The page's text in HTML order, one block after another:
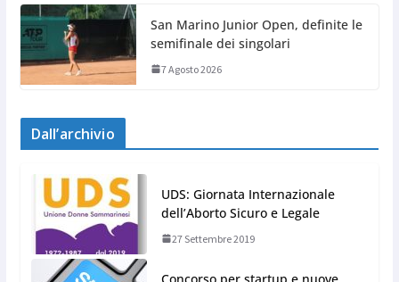
San Marino Junior Open, definite le
semifinale dei singolari
7 Agosto 2026
Dall’archivio
UDS: Giornata Internazionale
dell’Aborto Sicuro e Legale
27 Settembre 2019